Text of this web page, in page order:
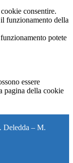
consentire.
funzionamento della
potete
essere
pagina della cookie
Deledda – M.